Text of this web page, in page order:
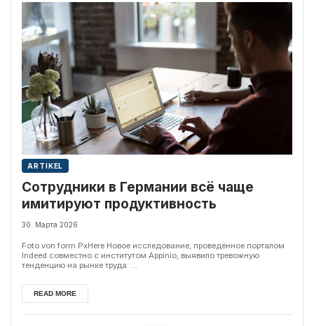
ARTIKEL
Сотрудники в Германии всё чаще
имитируют продуктивность
30. Марта 2026
Foto von form PxHere Новое исследование, проведённое порталом
Indeed совместно с институтом Appinio, выявило тревожную
тенденцию на рынке труда: ...
READ MORE